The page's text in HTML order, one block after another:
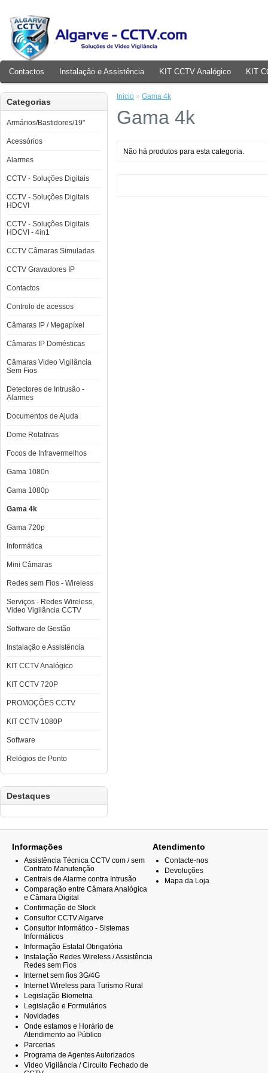
Contactos Instalação e Assistência KIT CCTV Analógico KIT
Categorias
Armários/Bastidores/19"
Acessórios
Alarmes
CCTV - Soluções Digitais
CCTV - Soluções Digitais
HDCVI
CCTV - Soluções Digitais
HDCVI - 4in1
CCTV Câmaras Simuladas
CCTV Gravadores IP
Contactos
Controlo de acessos
Câmaras IP / Megapíxel
Câmaras IP Domésticas
Câmaras Video Vigilância
Sem Fios
Detectores de Intrusão -
Alarmes
Documentos de Ajuda
Dome Rotativas
Focos de Infravermelhos
Gama 1080n
Gama 1080p
Gama 4k
Gama 720p
Informática
Mini Câmaras
Redes sem Fios - Wireless
Serviços - Redes Wireless,
Video Vigilância CCTV
Software de Gestão
Instalação e Assistência
KIT CCTV Analógico
KIT CCTV 720P
PROMOÇÕES CCTV
KIT CCTV 1080P
Software
Relógios de Ponto
Destaques
Inicio » Gama 4k
Gama 4k
Não há produtos para esta categoria.
Informações
Assistência Técnica CCTV com / sem
Contrato Manutenção
Centrais de Alarme contra Intrusão
Comparação entre Câmara Analógica
e Câmara Digital
Confirmação de Stock
Consultor CCTV Algarve
Consultor Informático - Sistemas
Informáticos
Informação Estatal Obrigatória
Instalação Redes Wireless / Assistência
Redes sem Fios
Internet sem fios 3G/4G
Internet Wireless para Turismo Rural
Legislação Biometria
Legislação e Formulários
Novidades
Onde estamos e Horário de
Atendimento ao Público
Parcerias
Programa de Agentes Autorizados
Video Vigilância / Circuito Fechado de
Atendimento
Contacte-nos
Devoluções
Mapa da Loja